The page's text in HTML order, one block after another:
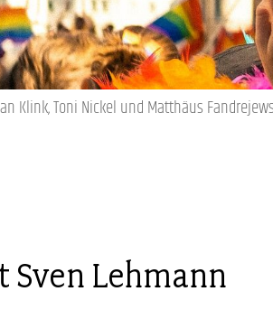
Mitgliedsgewerkschaften
Kooperationen
Alterssicherung
Bildung
Europa
Digitalisierung
Frauenrecht kompakt
Seminare
Akademie
Verlag
Klink, Toni Nickel und Matthäus
Lehmann